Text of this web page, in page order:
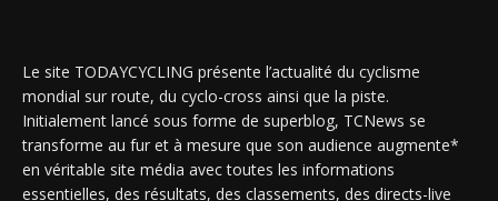
Le site TODAYCYCLING présente l’actualité du cyclisme
mondial sur route, du cyclo-cross ainsi que la piste.
Initialement lancé sous forme de superblog, TCNews se
transforme au fur et à mesure que son audience augmente*
en véritable site média avec toutes les informations
essentielles, des résultats, des classements, des directs-live